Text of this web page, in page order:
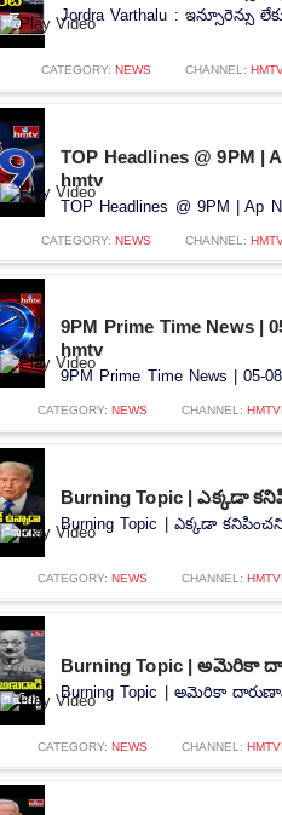
Jordra Varthalu : ఇన్సూరెన్సు
CATEGORY: NEWS CHANNEL:
TOP Headlines @ 9PM |
hmtv
TOP Headlines @ 9PM | Ap
CATEGORY: NEWS CHANNEL:
9PM Prime Time News |
hmtv
9PM Prime Time News | 05-
CATEGORY: NEWS CHANNEL:
Burning Topic | ఎక్కడా
Burning Topic | ఎక్కడా
CATEGORY: NEWS CHANNEL:
Burning Topic | అమెరికా
Burning Topic | అమెరికా
CATEGORY: NEWS CHANNEL: